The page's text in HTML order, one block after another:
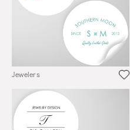
Jewelers